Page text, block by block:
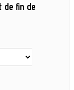
de fin de